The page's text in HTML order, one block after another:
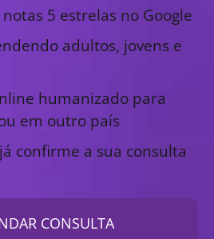
5 estrelas no Google
adultos, jovens e
humanizado para
em outro país
confirme a sua consulta
CONSULTA